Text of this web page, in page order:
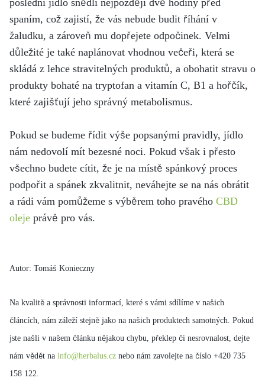
poslední jídlo snědli nejpozději dvě hodiny před
spaním, což zajistí, že vás nebude budit říhání v
žaludku, a zároveň mu dopřejete odpočinek. Velmi
důležité je také naplánovat vhodnou večeři, která se
skládá z lehce stravitelných produktů, a obohatit stravu o
produkty bohaté na tryptofan a vitamín C, B1 a hořčík,
které zajišťují jeho správný metabolismus.
Pokud se budeme řídit výše popsanými pravidly, jídlo
nám nedovolí mít bezesné noci. Pokud však i přesto
všechno budete cítit, že je na místě spánkový proces
podpořit a spánek zkvalitnit, neváhejte se na nás obrátit
a rádi vám pomůžeme s výběrem toho pravého CBD
oleje právě pro vás.
Autor: Tomáš Konieczny
Na kvalitě a správnosti informací, které s vámi sdílíme v našich
článcích, nám záleží stejně jako na našich produktech samotných. Pokud
jste našli v našem článku nějakou chybu, překlep či nesrovnalost, dejte
nám vědět na info@herbalus.cz nebo nám zavolejte na číslo +420 735
158 122.